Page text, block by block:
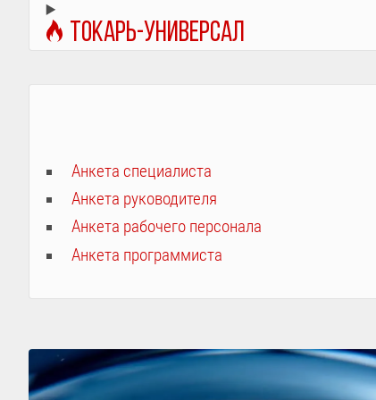
Токарь-универсал
Анкета специалиста
Анкета руководителя
Анкета рабочего персонала
Анкета программиста